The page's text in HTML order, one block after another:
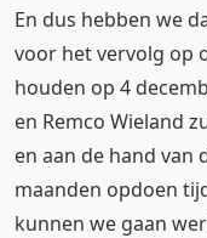
En dus hebben we
voor het vervolg op
houden op 4
en Remco Wieland
en aan de hand van
maanden opdoen
kunnen we gaan